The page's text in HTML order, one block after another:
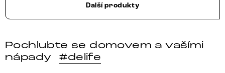
Další produkty
Pochlubte se domovem a vašími
nápady
#delife